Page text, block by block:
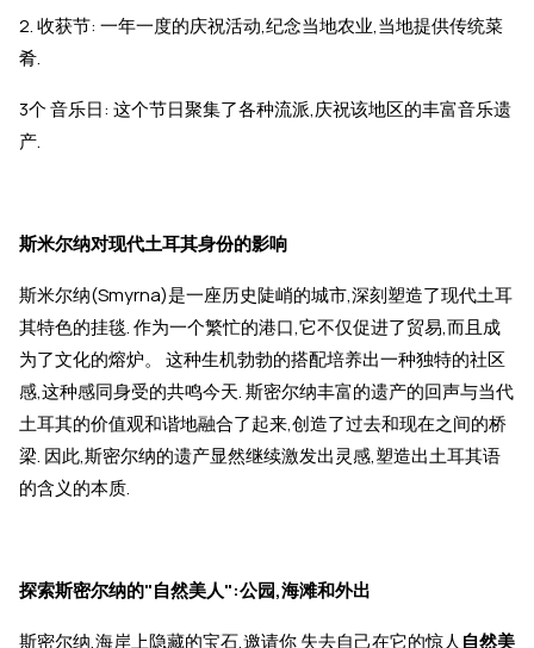
2. 收获节: 一年一度的庆祝活动,纪念当地农业,当地提供传统菜
肴.
3个 音乐日: 这个节日聚集了各种流派,庆祝该地区的丰富音乐遗
产.
斯米尔纳对现代土耳其身份的影响
斯米尔纳(Smyrna)是一座历史陡峭的城市,深刻塑造了现代土耳
其特色的挂毯. 作为一个繁忙的港口,它不仅促进了贸易,而且成
为了文化的熔炉。 这种生机勃勃的搭配培养出一种独特的社区
感,这种感同身受的共鸣今天. 斯密尔纳丰富的遗产的回声与当代
土耳其的价值观和谐地融合了起来,创造了过去和现在之间的桥
梁. 因此,斯密尔纳的遗产显然继续激发出灵感,塑造出土耳其语
的含义的本质.
探索斯密尔纳的"自然美人":公园,海滩和外出
斯密尔纳,海岸上隐藏的宝石,邀请你 失去自己在它的惊人自然美